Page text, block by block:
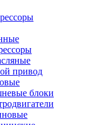
привод
блоки